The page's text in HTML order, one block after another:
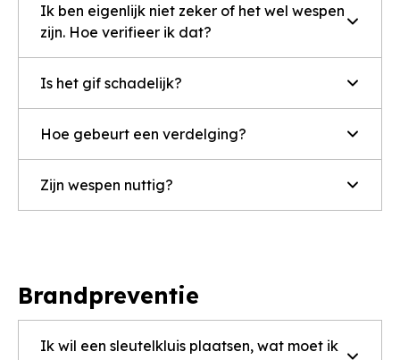
Ik ben eigenlijk niet zeker of het wel wespen
zijn. Hoe verifieer ik dat?
Is het gif schadelijk?
Hoe gebeurt een verdelging?
Zijn wespen nuttig?
Brandpreventie
Ik wil een sleutelkluis plaatsen, wat moet ik